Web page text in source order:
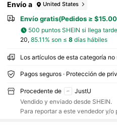
Envío a United States
Envío gratis(Pedidos ≥
500 puntos SHEIN si llega tarde
20, 85.11% son ≤ 8días hábiles
Los artículos de esta categoría
Pagos seguros · Protección de
Procedente de
JustU
Vendido y enviado desde SHEIN.
Para reportar a este vendedor y/o